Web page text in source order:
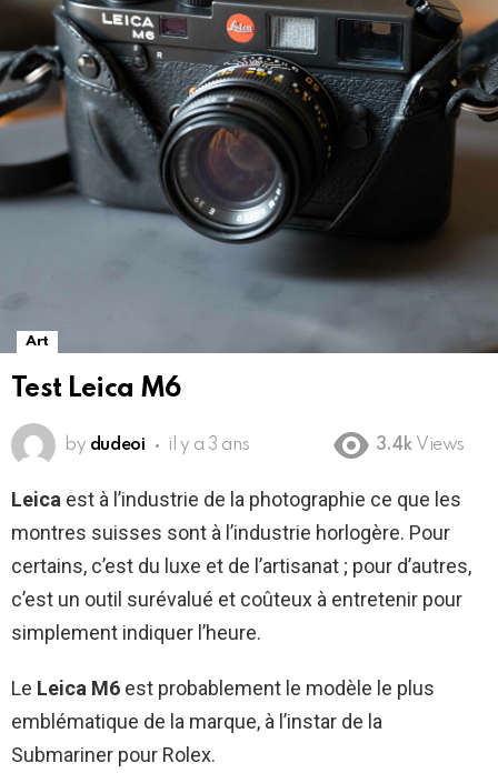
Art
Test Leica M6
by dudeoi il y a 3 ans 3.4k Views
Leica est à l’industrie de la photographie ce que les
montres suisses sont à l’industrie horlogère. Pour
certains, c’est du luxe et de l’artisanat ; pour d’autres,
c’est un outil surévalué et coûteux à entretenir pour
simplement indiquer l’heure.
Le Leica M6 est probablement le modèle le plus
emblématique de la marque, à l’instar de la
Submariner pour Rolex.